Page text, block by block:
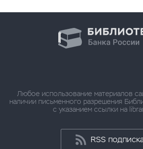
Любое использование материалов
наличии письменного разрешения
с указанием ссылки на
RSS